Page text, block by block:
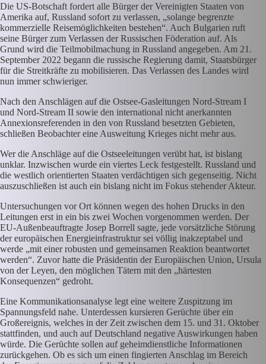
Die US-Botschaft fordert alle Bürger der Vereinigten Staaten von
Amerika auf, Russland sofort zu verlassen, „solange begrenzte
kommerzielle Reisemöglichkeiten bestehen“. Auch Bulgarien ruft
seine Bürger zum Verlassen der Russischen Föderation auf. Als
Grund wird die Teilmobilmachung in Russland angegeben. Am 21.
September 2022 begann die russische Regierung damit, Staatsbürger
für die Streitkräfte zu mobilisieren. Das Verlassen des Landes wird
nun immer schwieriger.
Nach den Anschlägen auf die Ostsee-Gasleitungen Nord-Stream I
und Nord-Stream II sowie den international nicht anerkannten
Annexionsreferenden in den von Russland besetzten Gebieten,
schließen Beobachter eine Ausweitung Krieges nicht mehr aus.
Wer die Anschläge auf die Ostseeleitungen verübt hat, ist bislang
unklar. Inzwischen wurde ein viertes Leck festgestellt. Russland und
die westlich orientierten Staaten verdächtigen sich gegenseitig. Nicht
auszuschließen ist auch ein bislang nicht im Fokus stehender Akteur.
Untersuchungen vor Ort können wegen des hohen Drucks in den
Leitungen erst in ein bis zwei Wochen vorgenommen werden. Der
EU-Außenbeauftragte Josep Borrell sagte, jede vorsätzliche Störung
der europäischen Energieinfrastruktur sei völlig inakzeptabel und
werde „mit einer robusten und gemeinsamen Reaktion beantwortet
werden“. Zuvor hatte die Präsidentin der Europäischen Union, Ursula
von der Leyen, den möglichen Tätern mit den „härtesten
Konsequenzen“ gedroht.
Eine Kommunikationsanalyse legt eine weitere Zuspitzung im
Spannungsfeld nahe. Unterdessen kursieren Gerüchte über ein
Großereignis, welches in der Zeit zwischen dem 15. und 31. Oktober
stattfinden, und auch auf Deutschland negative Auswirkungen haben
würde. Die Gerüchte sollen auf geheimdienstliche Informationen
zurückgehen. Ob es sich um einen fingierten Anschlag im Bereich